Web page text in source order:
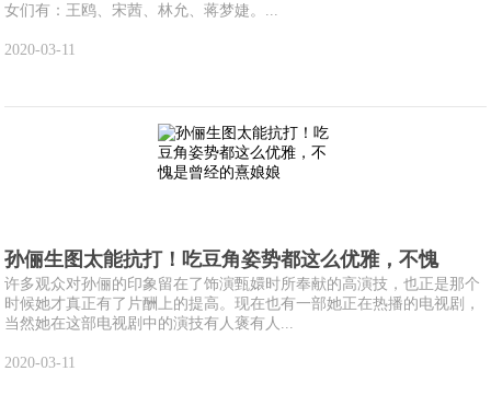
女们有：王鸥、宋茜、林允、蒋梦婕。...
2020-03-11
孙俪生图太能抗打！吃豆角姿势都这么优雅，不愧
许多观众对孙俪的印象留在了饰演甄嬛时所奉献的高演技，也正是那个
时候她才真正有了片酬上的提高。现在也有一部她正在热播的电视剧，
当然她在这部电视剧中的演技有人褒有人...
2020-03-11